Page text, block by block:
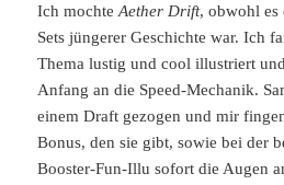
Ich mochteAether Drift, obwohl es
Sets jüngerer Geschichte war. Ich
Thema lustig und cool illustriert
Anfang an die Speed-Mechanik.
einem Draft gezogen und mir
Bonus, den sie gibt, sowie bei der
Booster-Fun-Illu sofort die Augen